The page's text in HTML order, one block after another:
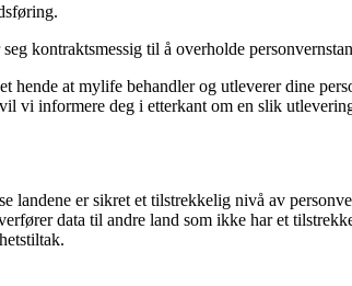
kontraktsmessig til å overholde
hende at mylife behandler og utleverer dine
vi informere deg i etterkant om en slik
er sikret et tilstrekkelig nivå av
data til andre land som ikke har et